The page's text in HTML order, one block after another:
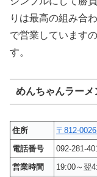
りは最高の組み合
で営業しています
す。
めんちゃんラーメ
住所
〒812-
電話番号
092-281-
営業時間
19:00～翌